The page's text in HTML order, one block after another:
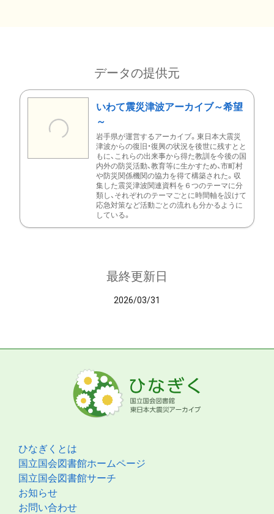
データの提供元
いわて震災津波アーカイブ～希望
～
岩手県が運営するアーカイブ。東日本大震災
津波からの復旧・復興の状況を後世に残すとと
もに、これらの出来事から得た教訓を今後の国
内外の防災活動、教育等に生かすため、市町村
や防災関係機関の協力を得て構築された。収
集した震災津波関連資料を６つのテーマに分
類し、それぞれのテーマごとに時間軸を設けて
応急対策など活動ごとの流れも分かるように
している。
最終更新日
2026/03/31
ひなぎくとは
国立国会図書館ホームページ
国立国会図書館サーチ
お知らせ
お問い合わせ